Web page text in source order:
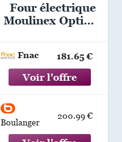
Four électrique
Moulinex Optimo
Fnac 181.65 €
Boulanger
200.99 €